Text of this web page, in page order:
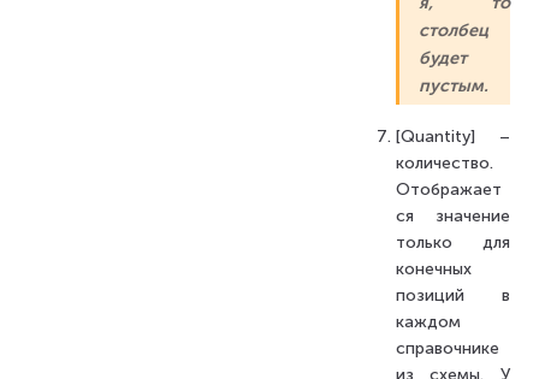
столбец
будет
пустым.
[Quantity] –
количество.
Отображает
ся значение
только для
конечных
позиций в
каждом
справочнике